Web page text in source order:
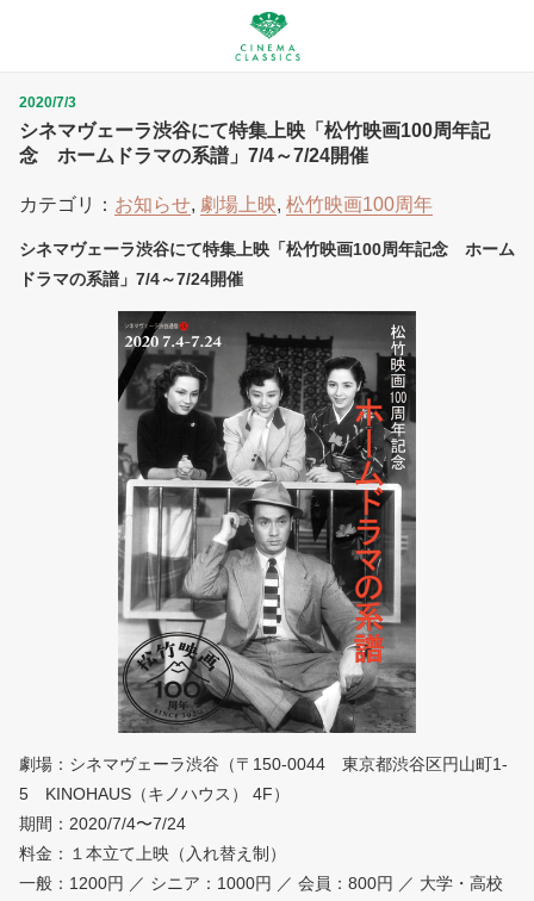
シネマヴェーラ渋谷にて特集上映「松竹映画100周年記
念 ホームドラマの系譜」7/4～7/24開催
2020/7/3
カテゴリ： お知らせ, 劇場上映, 松竹映画100周年
シネマヴェーラ渋谷にて特集上映「松竹映画100周年記念 ホーム
ドラマの系譜」7/4～7/24開催
劇場：シネマヴェーラ渋谷（〒150-0044 東京都渋谷区円山町1‐
5 KINOHAUS（キノハウス） 4F）
期間：2020/7/4〜7/24
料金：１本立て上映（入れ替え制）
一般：1200円 ／ シニア：1000円 ／ 会員：800円 ／ 大学・高校